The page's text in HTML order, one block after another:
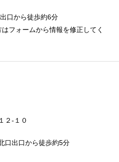
口から徒歩約6分
フォームから情報を修正してく
２-１０
口出口から徒歩約5分